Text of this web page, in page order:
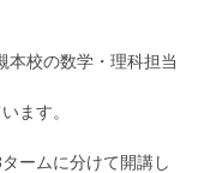
本校の数学・理科担当
ます。
ームに分けて開講し